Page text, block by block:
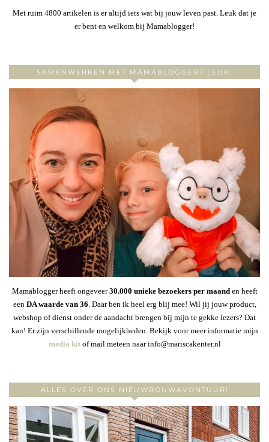
Met ruim 4800 artikelen is er altijd iets wat bij jouw leven past. Leuk dat je
er bent en welkom bij Mamablogger!
SAMENWERKEN MET MAMABLOGGER? LEUK!
Mamablogger heeft ongeveer30.000 unieke bezoekers per maanden heeft
een DA waarde van 36 . Daar ben ik heel erg blij mee! Wil jij jouw product,
webshop of dienst onder de aandacht brengen bij mijn te gekke lezers? Dat
kan! Er zijn verschillende mogelijkheden. Bekijk voor meer informatie mijn
media kitof mail meteen naar info@mariscakenter.nl
ALLES OVER ONS NIEUWBOUWAVONTUUR!